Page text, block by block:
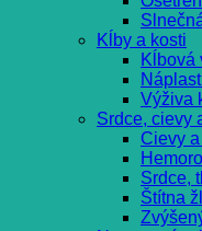
Kĺby a kosti
Kĺbová
Výživa
Srdce, cievy
Cievy
Srdce,
Štítna